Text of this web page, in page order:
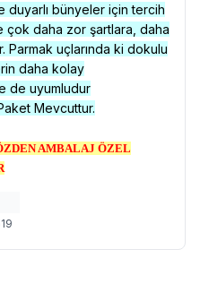
duyarlı bünyeler için tercih
daha zor şartlara, daha
Parmak uçlarında ki dokulu
daha kolay
de uyumludur
Mevcuttur.
AMBALAJ ÖZEL